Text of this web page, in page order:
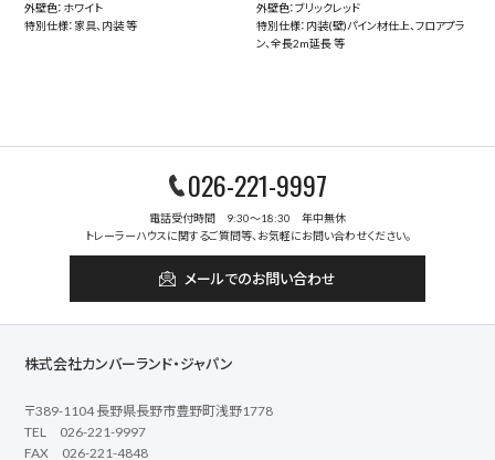
外壁色：ホワイト
特別仕様：家具、内装 等
外壁色：ブリックレッド
特別仕様：内装(壁)パイン材仕上、フロアプラ
ン、全長2m延長 等
026-221-9997
電話受付時間 9:30～18:30 年中無休
トレーラーハウスに関するご質問等、お気軽にお問い合わせください。
メールでのお問い合わせ
株式会社カンバーランド・ジャパン
〒389-1104 長野県長野市豊野町浅野1778
TEL 026-221-9997
FAX 026-221-4848